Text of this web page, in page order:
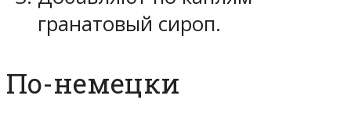
гранатовый сироп.
По-немецки